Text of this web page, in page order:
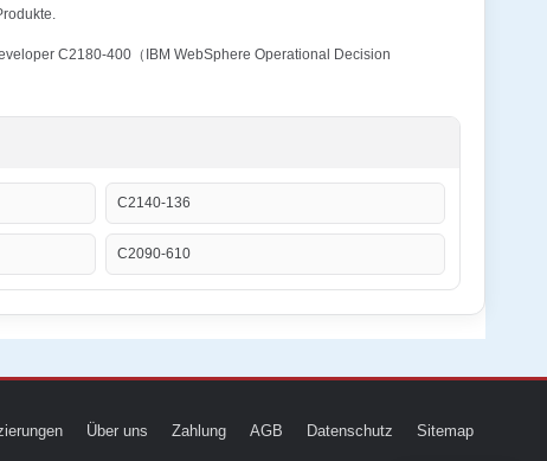
C2180-400（IBM WebSphere Operational Decision
C2140-136
C2090-610
Über uns Zahlung AGB Datenschutz Sitemap